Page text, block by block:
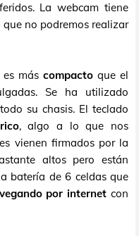
La webcam tiene
que no podremos realizar
es más compacto que el
Se ha utilizado
su chasis. El teclado
, algo a lo que nos
vienen firmados por la
altos pero están
batería de 6 celdas que
por internet con